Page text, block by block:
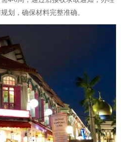
划，确保材料完整准确。